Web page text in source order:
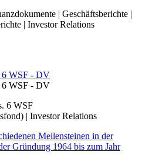
| Geschäftsberichte |
| Investor Relations
6 WSF - DV
6 WSF - DV
6 WSF
| Investor Relations